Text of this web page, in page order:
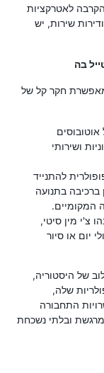
לאטרקציות
שירות, יש
בה
חקר קל של
ושירותי
להתנייד
ברכיבה בתנועה
המקומיים.
צ'י מין סיטי,
יום או סיור
של היסטוריה,
שלה,
התחבורה
מרגשת ובלתי נשכחת